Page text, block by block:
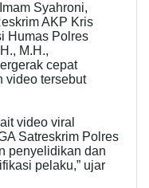
Syahroni,
AKP Kris
Humas Polres
M.H.,
cepat
video tersebut
video viral
Satreskrim Polres
penyelidikan dan
pelaku,” ujar